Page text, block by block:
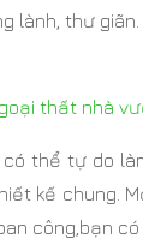
lành, thư
thất nhà
có thể tự do
kế chung.
công,bạn